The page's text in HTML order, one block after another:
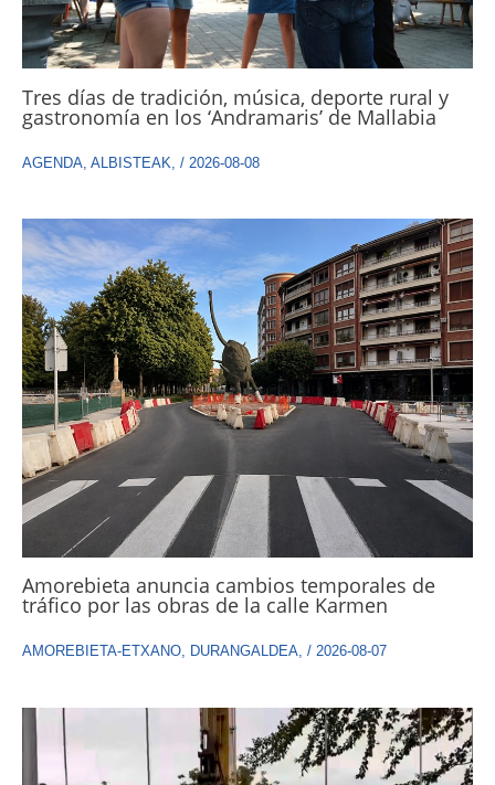
Tres días de tradición, música, deporte rural y
gastronomía en los ‘Andramaris’ de Mallabia
AGENDA ALBISTEAK / 2026-08-08
Amorebieta anuncia cambios temporales de
tráfico por las obras de la calle Karmen
AMOREBIETA-ETXANO, DURANGALDEA, / 2026-08-07